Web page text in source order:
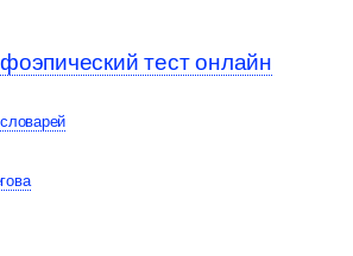
тест онлайн